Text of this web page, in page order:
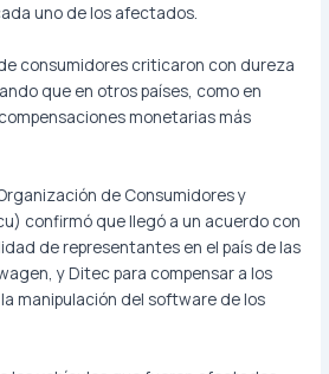
uno de los afectados.
consumidores criticaron con dureza
que en otros países, como en
monetarias más
de Consumidores y
confirmó que llegó a un acuerdo con
de representantes en el país de las
y Ditec para compensar a los
manipulación del software de los